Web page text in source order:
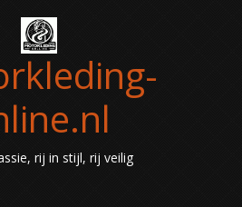
rij in stijl, rij veilig